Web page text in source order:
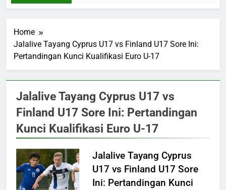
Home
Jalalive Tayang Cyprus U17 vs Finland U17 Sore Ini:
Pertandingan Kunci Kualifikasi Euro U-17
Jalalive Tayang Cyprus U17 vs
Finland U17 Sore Ini: Pertandingan
Kunci Kualifikasi Euro U-17
Jalalive Tayang Cyprus
U17 vs Finland U17 Sore
Ini: Pertandingan Kunci